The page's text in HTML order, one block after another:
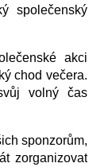
společenský
akci
chod večera.
volný čas
sponzorům,
zorganizovat